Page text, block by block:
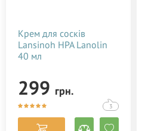
Крем для сосків
Lansinoh HPA Lanolin
40 мл
299 грн.
3